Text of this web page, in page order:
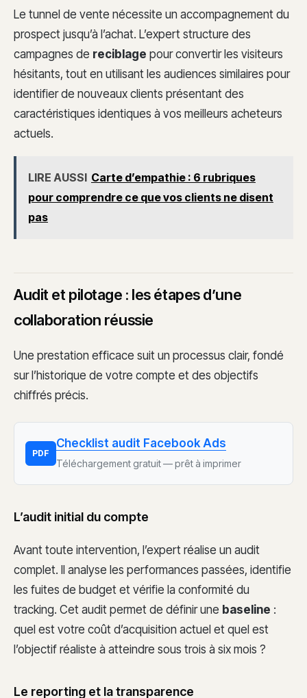
Le tunnel de vente nécessite un accompagnement du
prospect jusqu’à l’achat. L’expert structure des
campagnes de reciblage pour convertir les visiteurs
hésitants, tout en utilisant les audiences similaires pour
identifier de nouveaux clients présentant des
caractéristiques identiques à vos meilleurs acheteurs
actuels.
LIRE AUSSI Carte d’empathie : 6 rubriques
pour comprendre ce que vos clients ne disent
pas
Audit et pilotage : les étapes d’une
collaboration réussie
Une prestation efficace suit un processus clair, fondé
sur l’historique de votre compte et des objectifs
chiffrés précis.
PDF
Checklist audit Facebook Ads
Téléchargement gratuit — prêt à imprimer
L’audit initial du compte
Avant toute intervention, l’expert réalise un audit
complet. Il analyse les performances passées, identifie
les fuites de budget et vérifie la conformité du
tracking. Cet audit permet de définir une baseline :
quel est votre coût d’acquisition actuel et quel est
l’objectif réaliste à atteindre sous trois à six mois ?
Le reporting et la transparence